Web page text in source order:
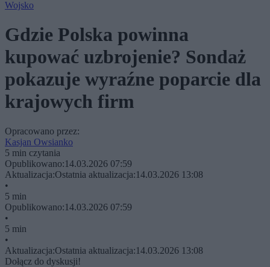
Wojsko
Gdzie Polska powinna
kupować uzbrojenie? Sondaż
pokazuje wyraźne poparcie dla
krajowych firm
Opracowano przez:
Kasjan Owsianko
5 min czytania
Opublikowano:14.03.2026 07:59
Aktualizacja:Ostatnia aktualizacja:14.03.2026 13:08
•
5 min
Opublikowano:14.03.2026 07:59
•
5 min
•
Aktualizacja:Ostatnia aktualizacja:14.03.2026 13:08
Dołącz do dyskusji!